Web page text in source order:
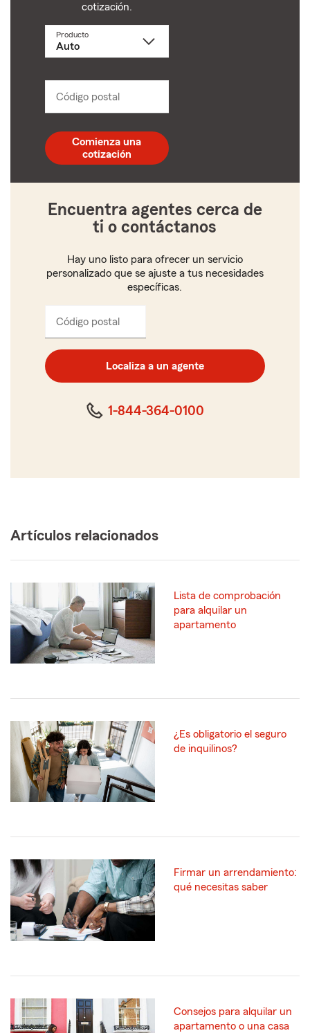
cotización.
ProductoSelecciona
dropdown
Código postal
postal
de
5
Comienza una
cotización
Encuentra agentes cerca de
ti o contáctanos
Hay uno listo para ofrecer un servicio
personalizado que se ajuste a tus necesidades
específicas.
Código postal
de
cinco
Localiza a un agente
1-844-364-0100
Artículos relacionados
Lista de comprobación
para alquilar un
apartamento
¿Es obligatorio el seguro
de inquilinos?
Firmar un arrendamiento:
qué necesitas saber
Consejos para alquilar un
apartamento o una casa